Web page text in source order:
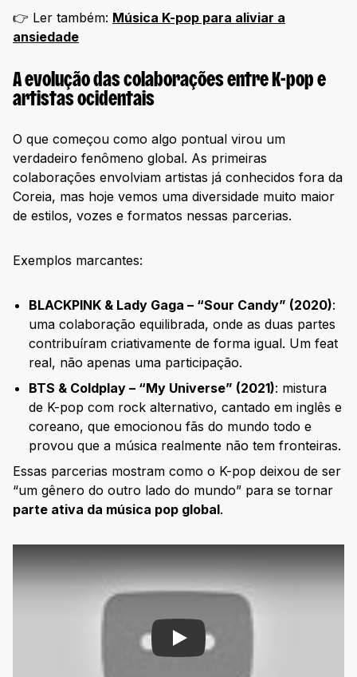
👉 Ler também: Música K-pop para aliviar a
ansiedade
A evolução das colaborações entre K-pop e
artistas ocidentais
O que começou como algo pontual virou um
verdadeiro fenômeno global. As primeiras
colaborações envolviam artistas já conhecidos fora da
Coreia, mas hoje vemos uma diversidade muito maior
de estilos, vozes e formatos nessas parcerias.
Exemplos marcantes:
BLACKPINK & Lady Gaga – “Sour Candy” (2020):
uma colaboração equilibrada, onde as duas partes
contribuíram criativamente de forma igual. Um feat
real, não apenas uma participação.
BTS & Coldplay – “My Universe” (2021): mistura
de K-pop com rock alternativo, cantado em inglês e
coreano, que emocionou fãs do mundo todo e
provou que a música realmente não tem fronteiras.
Essas parcerias mostram como o K-pop deixou de ser
“um gênero do outro lado do mundo” para se tornar
parte ativa da música pop global.
Play